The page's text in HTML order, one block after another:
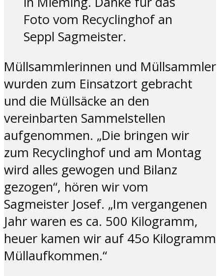
Foto vom Recyclinghof an
Seppl Sagmeister.
Müllsammlerinnen und Müllsammler
wurden zum Einsatzort gebracht
und die Müllsäcke an den
vereinbarten Sammelstellen
aufgenommen. „Die bringen wir
zum Recyclinghof und am Montag
wird alles gewogen und Bilanz
gezogen“, hören wir vom
Sagmeister Josef. „Im vergangenen
Jahr waren es ca. 500 Kilogramm,
heuer kamen wir auf 45o Kilogramm
Müllaufkommen.“